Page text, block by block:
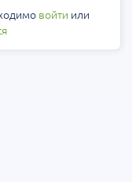
войти или